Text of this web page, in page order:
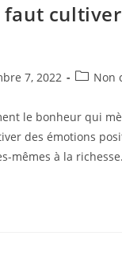
7, 2022 Non
le bonheur qui
des émotions
mêmes à la richesse.